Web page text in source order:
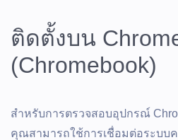
ติดตั้งบน
(Chromebook)
สำหรับการตรวจสอบอุปกรณ์
คุณสามารถใช้การเชื่อมต่อระบบ